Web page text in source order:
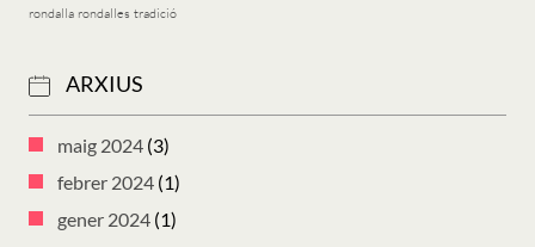
rondalla rondalles tradició
ARXIUS
maig 2024 (3)
febrer 2024 (1)
gener 2024 (1)